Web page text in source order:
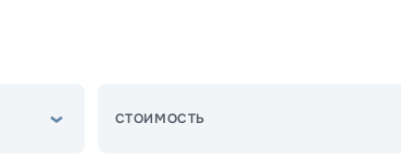
СТОИМОСТЬ